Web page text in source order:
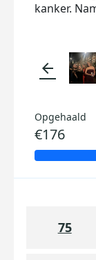
kanker.
arrow_back
Opgehaald
€176
75